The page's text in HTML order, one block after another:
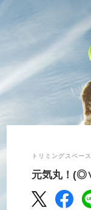
トリミングスペー
元気丸！